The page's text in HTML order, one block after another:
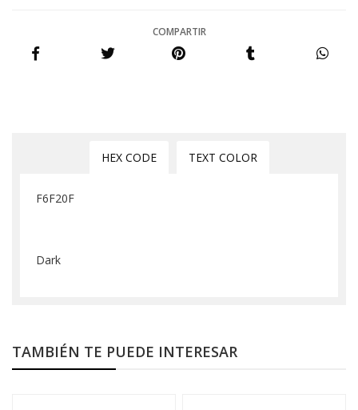
COMPARTIR
HEX CODE TEXT COLOR
F6F20F
Dark
TAMBIÉN TE PUEDE INTERESAR